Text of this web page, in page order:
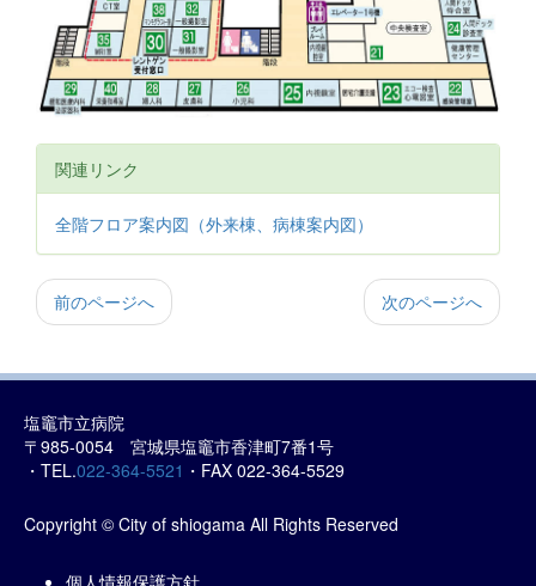
関連リンク
全階フロア案内図（外来棟、病棟案内図）
前のページへ 次のページへ
塩竈市立病院
〒985-0054 宮城県塩竈市香津町7番1号
・TEL.022-364-5521 ・FAX 022-364-5529
Copyright © City of shiogama All Rights Reserved
個人情報保護方針